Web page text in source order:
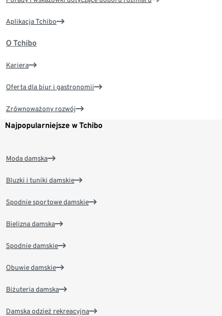
Aplikacja Tchibo
O Tchibo
Kariera
Oferta dla biur i gastronomii
Zrównoważony rozwój
Najpopularniejsze w Tchibo
Moda damska
Bluzki i tuniki damskie
Spodnie sportowe damskie
Bielizna damska
Spodnie damskie
Obuwie damskie
Biżuteria damska
Damska odzież rekreacyjna